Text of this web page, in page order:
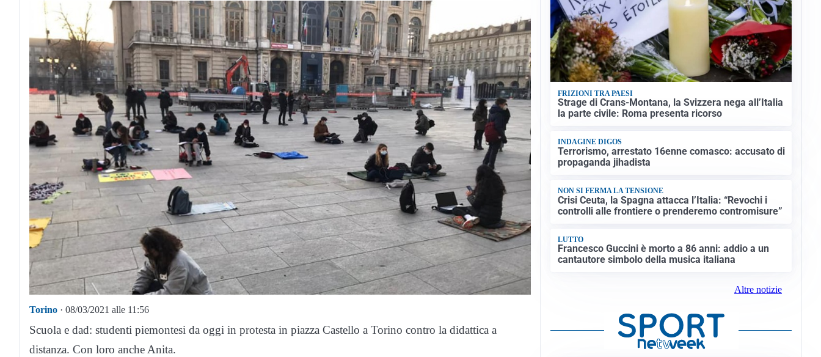
Torino · 08/03/2021 alle 11:56
Scuola e dad: studenti piemontesi da oggi in protesta in piazza Castello a Torino contro la didattica a
distanza. Con loro anche Anita.
FRIZIONI TRA PAESI
Strage di Crans-Montana, la Svizzera nega all’Italia
la parte civile: Roma presenta ricorso
INDAGINE DIGOS
Terrorismo, arrestato 16enne comasco: accusato di
propaganda jihadista
NON SI FERMA LA TENSIONE
Crisi Ceuta, la Spagna attacca l’Italia: “Revochi i
controlli alle frontiere o prenderemo contromisure”
LUTTO
Francesco Guccini è morto a 86 anni: addio a un
cantautore simbolo della musica italiana
Altre notizie